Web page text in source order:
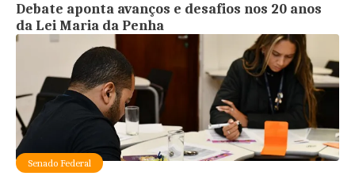
Debate aponta avanços e desafios nos 20 anos
da Lei Maria da Penha
Senado Federal